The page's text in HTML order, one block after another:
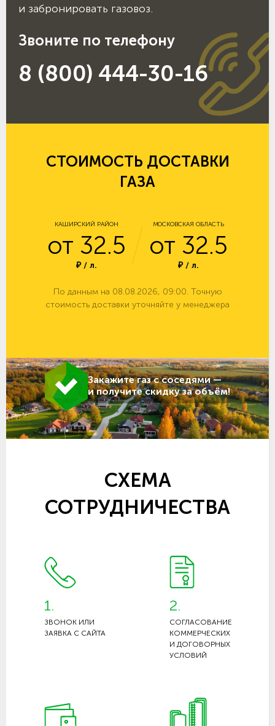
и забронировать газовоз.
Звоните по телефону
8 (800) 444-30-16
СТОИМОСТЬ ДОСТАВКИ
ГАЗА
КАШИРСКИЙ РАЙОН
от 32.5
₽ / л.
МОСКОВСКАЯ ОБЛАСТЬ
от 32.5
₽ / л.
По данным на 08.08.2026, 09:00. Точную
стоимость доставки уточняйте у менеджера
Закажите газ с соседями —
и получите скидку за объём!
СХЕМА
СОТРУДНИЧЕСТВА
1.
ЗВОНОК ИЛИ
ЗАЯВКА С САЙТА
2.
СОГЛАСОВАНИЕ
КОММЕРЧЕСКИХ
И ДОГОВОРНЫХ
УСЛОВИЙ